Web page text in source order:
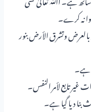
نہ کرے۔
وتشرق الأرض بنور
ہے۔
دیا گیا ہے۔